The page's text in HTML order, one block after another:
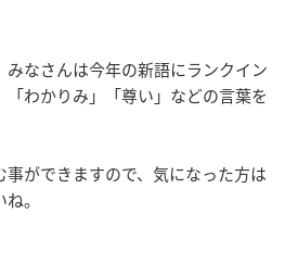
なさんは今年の新語にランクイン
「わかりみ」「尊い」などの言葉を
事ができますので、気になった方は
。